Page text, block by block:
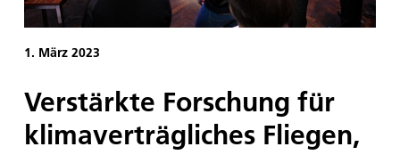
1. März 2023
Ver­stärk­te For­schung für
kli­ma­ver­träg­li­ches Flie­gen,